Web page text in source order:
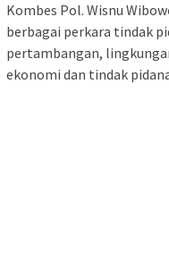
Kombes Pol. Wisnu
berbagai perkara tindak
pertambangan,
ekonomi dan tindak